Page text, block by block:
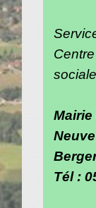
sociale
Mairie
Tél :